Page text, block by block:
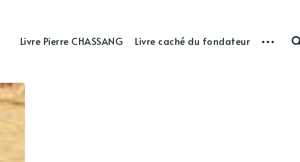
Livre Pierre CHASSANG Livre caché du fondateur